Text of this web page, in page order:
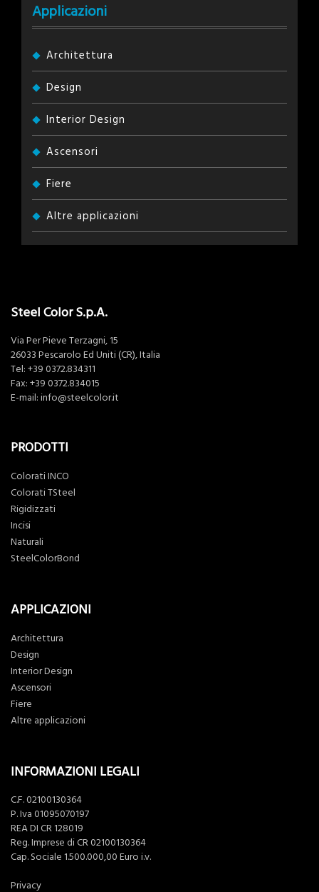
Applicazioni
Architettura
Design
Interior Design
Ascensori
Fiere
Altre applicazioni
Steel Color S.p.A.
Via Per Pieve Terzagni, 15
26033 Pescarolo Ed Uniti (CR), Italia
Tel: +39 0372.834311
Fax: +39 0372.834015
E-mail: info@steelcolor.it
PRODOTTI
Colorati INCO
Colorati TSteel
Rigidizzati
Incisi
Naturali
SteelColorBond
APPLICAZIONI
Architettura
Design
Interior Design
Ascensori
Fiere
Altre applicazioni
INFORMAZIONI LEGALI
C.F. 02100130364
P. Iva 01095070197
REA DI CR 128019
Reg. Imprese di CR 02100130364
Cap. Sociale 1.500.000,00 Euro i.v.
Privacy